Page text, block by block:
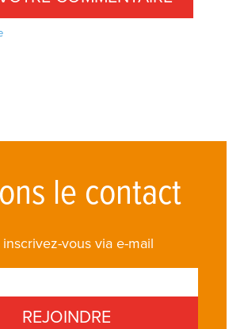
le contact
vous via e-mail